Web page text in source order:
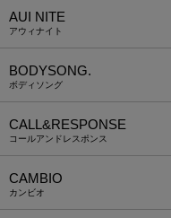
AUI NITE
アウィナイト
BODYSONG.
ボディソング
CALL&RESPONSE
コールアンドレスポンス
CAMBIO
カンビオ